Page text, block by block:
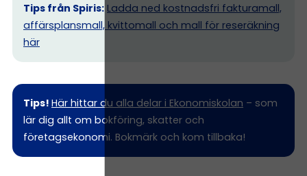
Tips från Spiris: Ladda ned kostnadsfri fakturamall,
affärsplansmall, kvittomall och mall för reseräkning
här
Tips! Här hittar du alla delar i Ekonomiskolan – som
lär dig allt om bokföring, skatter och
företagsekonomi. Bokmärk och kom tillbaka!